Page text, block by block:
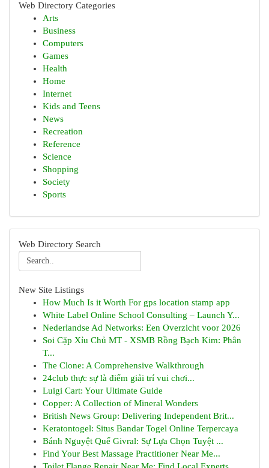
Web Directory Categories
Arts
Business
Computers
Games
Health
Home
Internet
Kids and Teens
News
Recreation
Reference
Science
Shopping
Society
Sports
Web Directory Search
New Site Listings
How Much Is it Worth For gps location stamp app
White Label Online School Consulting – Launch Y...
Nederlandse Ad Networks: Een Overzicht voor 2026
Soi Cặp Xỉu Chủ MT - XSMB Rồng Bạch Kim: Phân
T...
The Clone: A Comprehensive Walkthrough
24club thực sự là điểm giải trí vui chơi...
Luigi Cart: Your Ultimate Guide
Copper: A Collection of Mineral Wonders
British News Group: Delivering Independent Brit...
Keratontogel: Situs Bandar Togel Online Terpercaya
Bánh Nguyệt Quế Givral: Sự Lựa Chọn Tuyệt ...
Find Your Best Massage Practitioner Near Me...